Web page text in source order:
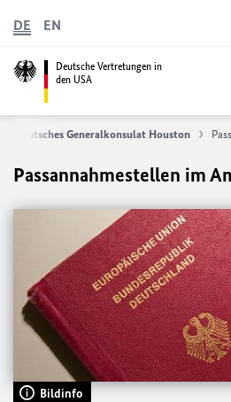
Deutsche Vertretungen in
den USA
DE EN
Deutsches Generalkonsulat Houston
Passannahmestellen im
Bildinfo